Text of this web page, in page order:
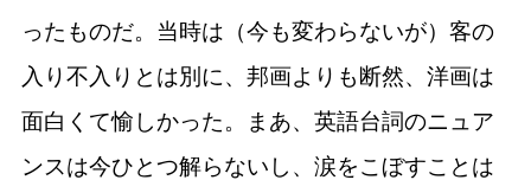
ったものだ。当時は（今も変わらないが）客の
入り不入りとは別に、邦画よりも断然、洋画は
面白くて愉しかった。まあ、英語台詞のニュア
ンスは今ひとつ解らないし、涙をこぼすことは